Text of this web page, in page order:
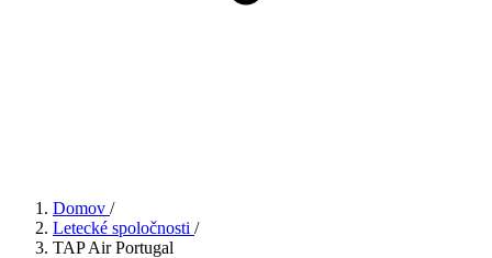
Domov /
Letecké spoločnosti /
TAP Air Portugal